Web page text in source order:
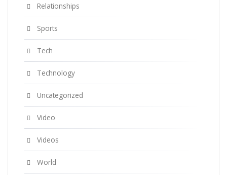
Relationships
Sports
Tech
Technology
Uncategorized
Video
Videos
World